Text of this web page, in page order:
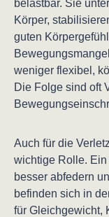
belastbar. Sie
Körper,
guten
weniger flexibel,
Die Folge sind oft
Auch für die
wichtige Rolle.
besser abfedern
befinden sich in
für Gleichgewicht,